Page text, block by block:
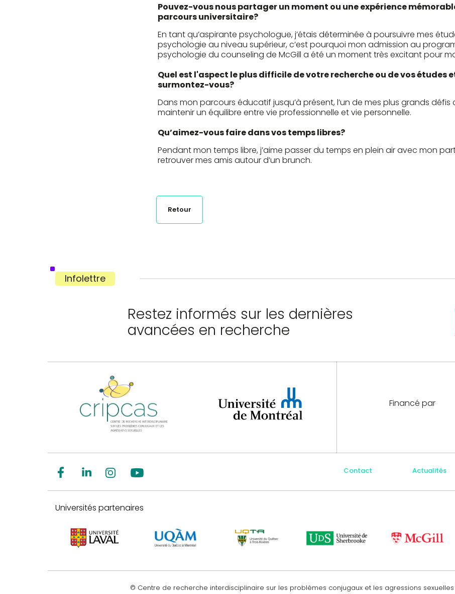
Pouvez-vous nous partager un moment ou une expérience
parcours universitaire?
En tant qu’aspirante psychologue, j’étais déterminée à poursuivre mes
psychologie au niveau supérieur, c’est pourquoi mon admission au
psychologie du counseling de McGill a été un moment très excitant pour
Quel est l'aspect le plus difficile de votre recherche ou de vos études
surmontez-vous?
Dans mon parcours éducatif jusqu’à présent, l’un de mes plus grands défis
maintenir un équilibre entre vie professionnelle et vie personnelle.
Qu’aimez-vous faire dans vos temps libres?
Pendant mon temps libre, j’aime passer du temps en plein air avec mon
retrouver mes amis autour d’un brunch.
Retour
Infolettre
Restez informés sur les dernières
avancées en recherche
Financé par
Contact Actualités
Universités partenaires
© Centre de recherche interdisciplinaire sur les problèmes conjugaux et les agressions sexuelles